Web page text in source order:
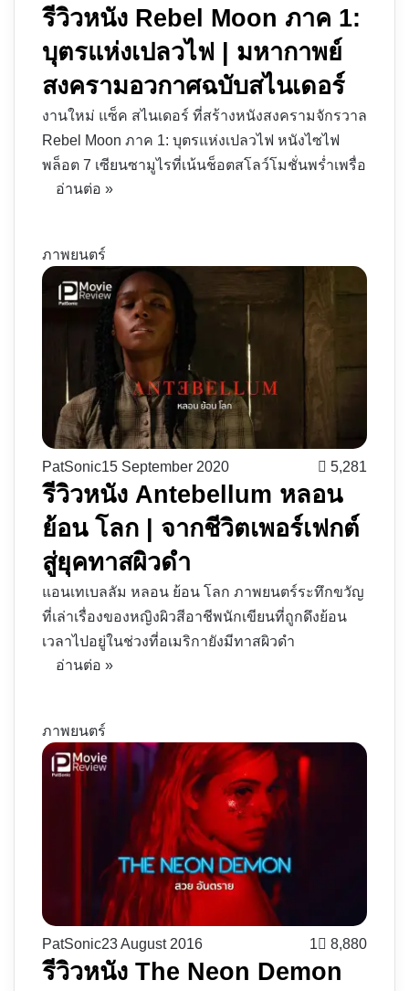
รีวิวหนัง​ Rebel Moon ภาค 1:
บุตรแห่งเปลวไฟ | มหากาพย์
สงครามอวกาศฉบับสไนเดอร์
งานใหม่ แซ็ค สไนเดอร์ ที่สร้างหนังสงครามจักรวาล
Rebel Moon ภาค 1: บุตรแห่งเปลวไฟ หนังไซไฟ
พล็อต 7 เซียนซามูไรที่เน้นช็อตสโลว์โมชั่นพร่ำเพรื่อ
อ่านต่อ »
ภาพยนตร์
PatSonic15 September 2020 5,281
รีวิวหนัง Antebellum หลอน
ย้อน โลก | จากชีวิตเพอร์เฟกต์
สู่ยุคทาสผิวดำ
แอนเทเบลลัม หลอน ย้อน โลก ภาพยนตร์ระทึกขวัญ
ที่เล่าเรื่องของหญิงผิวสีอาชีพนักเขียนที่ถูกดึงย้อน
เวลาไปอยู่ในช่วงที่อเมริกายังมีทาสผิวดำ
อ่านต่อ »
ภาพยนตร์
PatSonic23 August 2016 1 8,880
รีวิวหนัง The Neon Demon